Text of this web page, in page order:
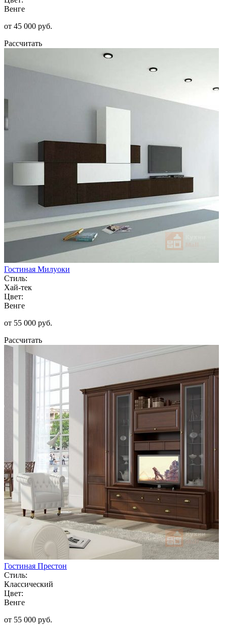
Венге
от 45 000 руб.
Рассчитать
Гостиная Милуоки
Стиль:
Хай-тек
Цвет:
Венге
от 55 000 руб.
Рассчитать
Гостиная Престон
Стиль:
Классический
Цвет:
Венге
от 55 000 руб.